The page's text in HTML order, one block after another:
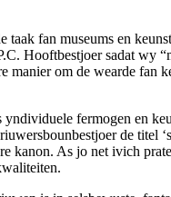
fan museums en
Hooftbestjoer sadat
om de wearde fan
fermogen en
de titel
As jo net ivich